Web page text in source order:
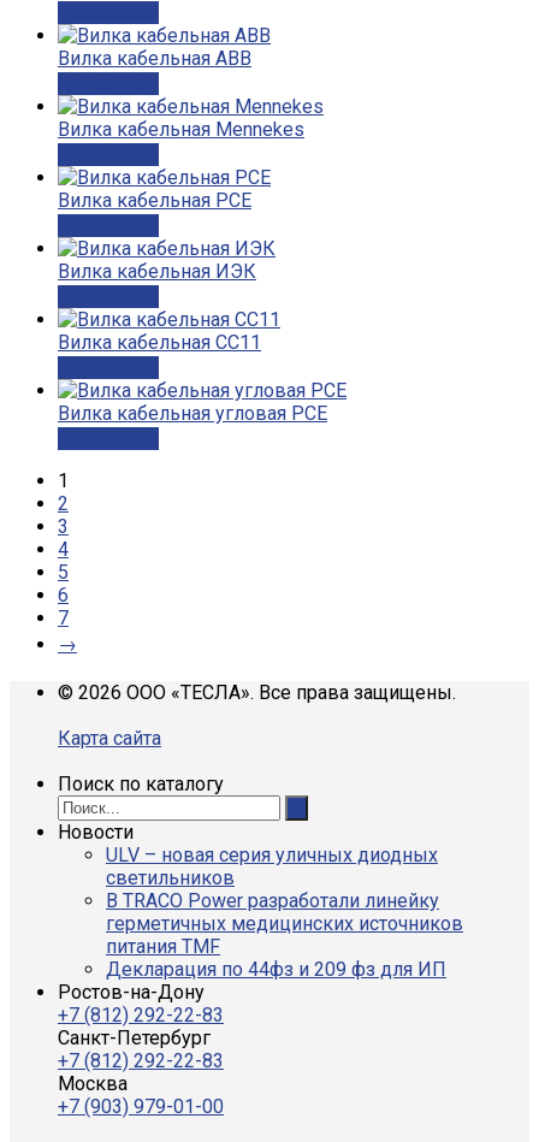
Вилка кабельная ABB
Вилка кабельная Mennekes
Вилка кабельная PCE
Вилка кабельная ИЭК
Вилка кабельная СС11
Вилка кабельная угловая PCE
1
2
3
4
5
6
7
→
© 2026 ООО «ТЕСЛА». Все права защищены.
Карта сайта
Поиск по каталогу
Новости
ULV – новая серия уличных диодных
светильников
В TRACO Power разработали линейку
герметичных медицинских источников
питания TMF
Декларация по 44фз и 209 фз для ИП
Ростов-на-Дону
+7 (812) 292-22-83
Санкт-Петербург
+7 (812) 292-22-83
Москва
+7 (903) 979-01-00